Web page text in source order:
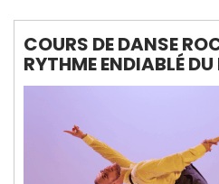
COURS DE DANSE
RYTHME ENDIABLÉ DU